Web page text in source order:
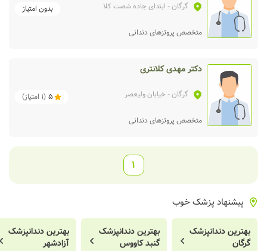
گرگان- ابتدای جاده شصت کلا بدون امتیاز
متخصص پروتزهای دندانی
دکتر مهدی کلانتری
گرگان- خیابان ولیعصر 5
(
1 امتیاز)
متخصص پروتزهای دندانی
1
پیشنهاد پزشک خوب
بهترین دندانپزشک
گرگان
بهترین دندانپزشک
گنبد کاووس
بهترین دندانپزشک
آزادشهر